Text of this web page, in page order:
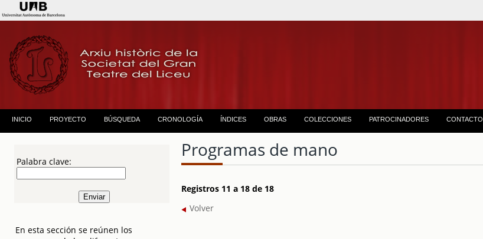
INICIO PROYECTO BÚSQUEDA CRONOLOGÍA ÍNDICES OBRAS COLECCIONES PATROCINADORES CONTACTO
Palabra clave:
En esta sección se reúnen los
Programas de mano
Registros 11 a 18 de 18
Volver